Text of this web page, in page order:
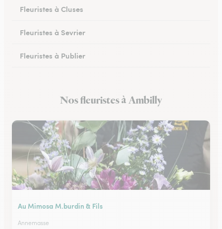
Fleuristes à Cluses
Fleuristes à Sevrier
Fleuristes à Publier
Fleuristes à Abondance
Nos fleuristes à Ambilly
Au Mimosa M.burdin & Fils
Annemasse